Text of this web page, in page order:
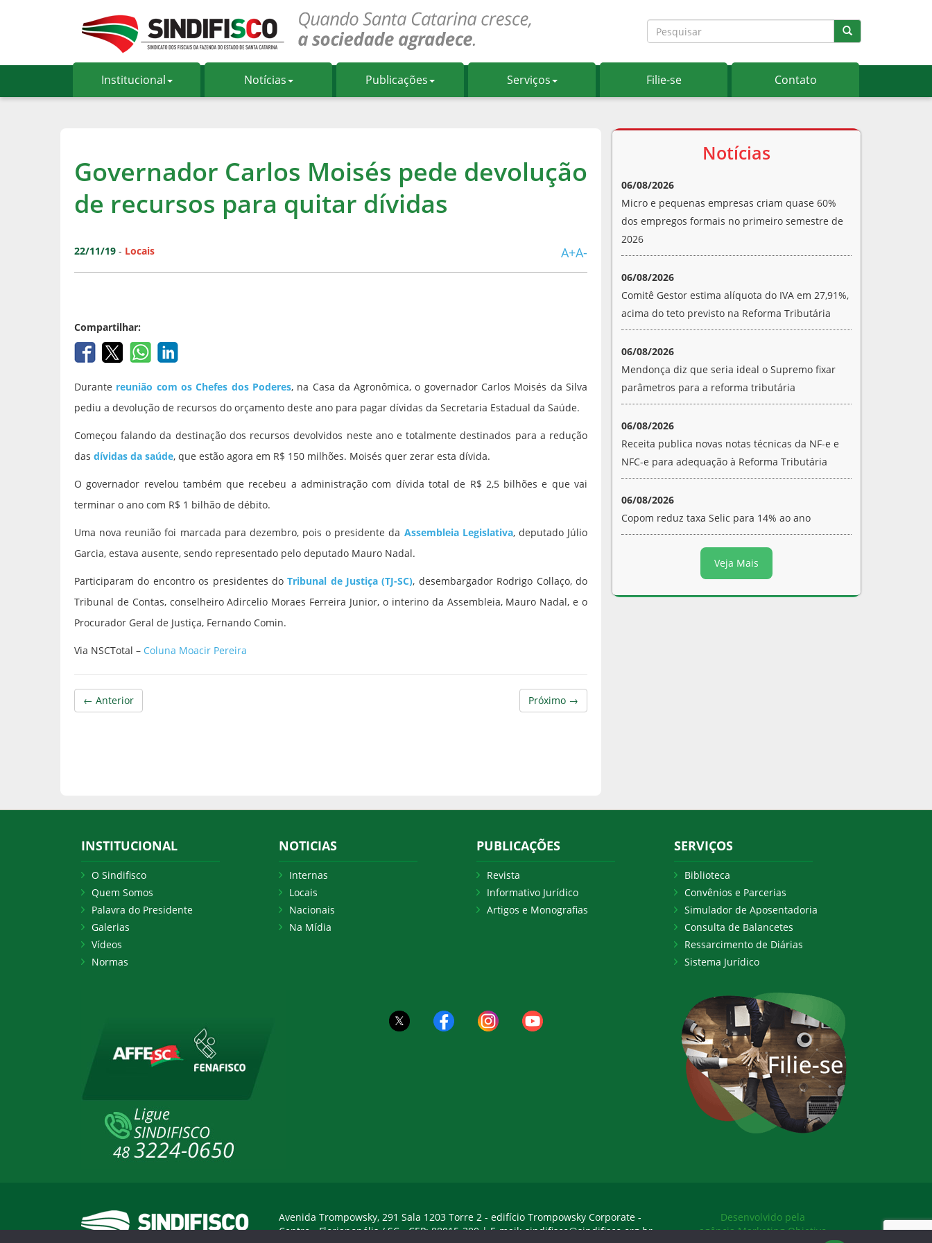
Institucional Notícias Publicações Serviços Filie-se Contato
Governador Carlos Moisés pede devolução
de recursos para quitar dívidas
22/11/19 - Locais A+A-
Compartilhar:
Durante reunião com os Chefes dos Poderes, na Casa da Agronômica, o governador Carlos Moisés da Silva
pediu a devolução de recursos do orçamento deste ano para pagar dívidas da Secretaria Estadual da Saúde.
Começou falando da destinação dos recursos devolvidos neste ano e totalmente destinados para a redução
das dívidas da saúde, que estão agora em R$ 150 milhões. Moisés quer zerar esta dívida.
O governador revelou também que recebeu a administração com dívida total de R$ 2,5 bilhões e que vai
terminar o ano com R$ 1 bilhão de débito.
Uma nova reunião foi marcada para dezembro, pois o presidente da Assembleia Legislativa, deputado Júlio
Garcia, estava ausente, sendo representado pelo deputado Mauro Nadal.
Participaram do encontro os presidentes doTribunal de Justiça (TJ-SC), desembargador Rodrigo Collaço, do
Tribunal de Contas, conselheiro Adircelio Moraes Ferreira Junior, o interino da Assembleia, Mauro Nadal, e o
Procurador Geral de Justiça, Fernando Comin.
Via NSCTotal – Coluna Moacir Pereira
Próximo →
← Anterior
Notícias
06/08/2026
Micro e pequenas empresas criam quase 60%
dos empregos formais no primeiro semestre de
2026
06/08/2026
Comitê Gestor estima alíquota do IVA em 27,91%,
acima do teto previsto na Reforma Tributária
06/08/2026
Mendonça diz que seria ideal o Supremo fixar
parâmetros para a reforma tributária
06/08/2026
Receita publica novas notas técnicas da NF-e e
NFC-e para adequação à Reforma Tributária
06/08/2026
Copom reduz taxa Selic para 14% ao ano
Veja Mais
INSTITUCIONAL
O Sindifisco
Quem Somos
Palavra do Presidente
Galerias
Vídeos
Normas
NOTICIAS
Internas
Locais
Nacionais
Na Mídia
PUBLICAÇÕES
Revista
Informativo Jurídico
Artigos e Monografias
SERVIÇOS
Biblioteca
Convênios e Parcerias
Simulador de Aposentadoria
Consulta de Balancetes
Ressarcimento de Diárias
Sistema Jurídico
Avenida Trompowsky, 291 Sala 1203 Torre 2 - edifício Trompowsky Corporate -
Centro - Florianopólis / SC - CEP: 88015-300 |E-mail:sindifisco@sindifisco.org.br
Desenvolvido pela
agência Marketing Objetivo